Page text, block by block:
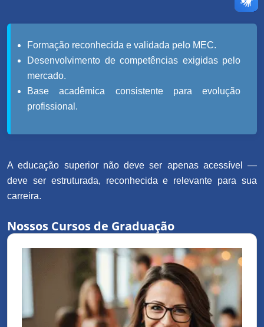
Formação reconhecida e validada pelo MEC.
Desenvolvimento de competências exigidas pelo
mercado.
Base acadêmica consistente para evolução
profissional.
A educação superior não deve ser apenas acessível —
deve ser estruturada, reconhecida e relevante para sua
carreira.
Nossos Cursos de Graduação